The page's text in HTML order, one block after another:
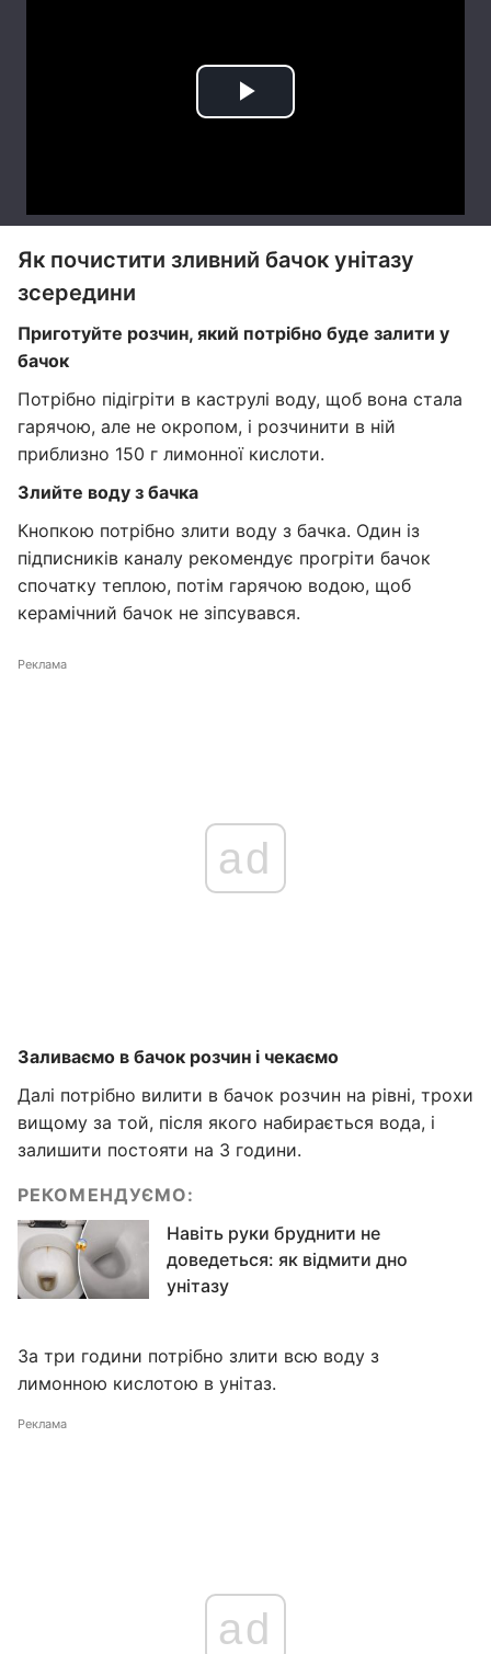
Як почистити зливний бачок унітазу
зсередини
Приготуйте розчин, який потрібно буде залити у
бачок
Потрібно підігріти в каструлі воду, щоб вона стала
гарячою, але не окропом, і розчинити в ній
приблизно 150 г лимонної кислоти.
Злийте воду з бачка
Кнопкою потрібно злити воду з бачка. Один із
підписників каналу рекомендує прогріти бачок
спочатку теплою, потім гарячою водою, щоб
керамічний бачок не зіпсувався.
Реклама
ad
Заливаємо в бачок розчин і чекаємо
Далі потрібно вилити в бачок розчин на рівні, трохи
вищому за той, після якого набирається вода, і
залишити постояти на 3 години.
РЕКОМЕНДУЄМО:
Навіть руки бруднити не
доведеться: як відмити дно
унітазу
За три години потрібно злити всю воду з
лимонною кислотою в унітаз.
Реклама
ad